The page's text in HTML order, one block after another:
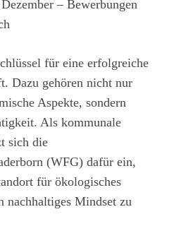
– Bewerbungen
für eine erfolgreiche
Dazu gehören nicht nur
Aspekte, sondern
Als kommunale
sich die
(WFG) dafür ein,
für ökologisches
nachhaltiges Mindset zu